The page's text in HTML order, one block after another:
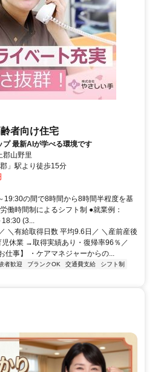
者向け住宅
最新AIが学べる環境です
山野里
」駅より徒歩15分
19:30の間で8時間から8時間半程度を基
働時間制によるシフト制 ●就業例：
(3...
＼有給取得日数 平均9.6日／ ＼産前産後
休業 →取得実績あり・復帰率96％／
仕事】 ・ケアマネジャーからの...
者歓迎 ブランクOK 交通費支給
シフト制